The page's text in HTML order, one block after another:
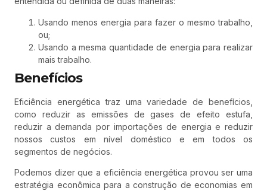
Usando menos energia para fazer o mesmo trabalho,
ou;
Usando a mesma quantidade de energia para realizar
mais trabalho.
Benefícios
Eficiência energética traz uma variedade de benefícios,
como reduzir as emissões de gases de efeito estufa,
reduzir a demanda por importações de energia e reduzir
nossos custos em nível doméstico e em todos os
segmentos de negócios.
Podemos dizer que a eficiência energética provou ser uma
estratégia econômica para a construção de economias em